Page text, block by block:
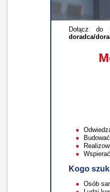
Dołącz do
doradca/
Kogo
Osób